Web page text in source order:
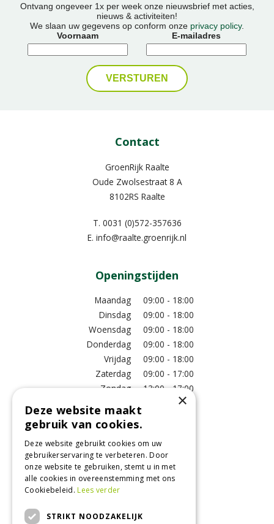
Ontvang ongeveer 1x per week onze nieuwsbrief met acties,
nieuws & activiteiten!
We slaan uw gegevens op conform onze privacy policy.
Voornaam
E-mailadres
Contact
GroenRijk Raalte
Oude Zwolsestraat 8 A
8102RS Raalte
T. 0031 (0)572-357636
E. info@raalte.groenrijk.nl
Openingstijden
Maandag
09:00 - 18:00
Dinsdag
09:00 - 18:00
Woensdag
09:00 - 18:00
Donderdag
09:00 - 18:00
Vrijdag
09:00 - 18:00
Zaterdag
09:00 - 17:00
Zondag
13:00 - 17:00
Meer vestigingsinformatie >
Informatie
Over ons
Algemene voorwaarden
Verzend- en retourregeling
×
Deze website maakt
gebruik van cookies.
Deze website gebruikt cookies om uw
gebruikerservaring te verbeteren. Door
onze website te gebruiken, stemt u in met
alle cookies in overeenstemming met ons
Cookiebeleid.Lees verder
STRIKT NOODZAKELIJK